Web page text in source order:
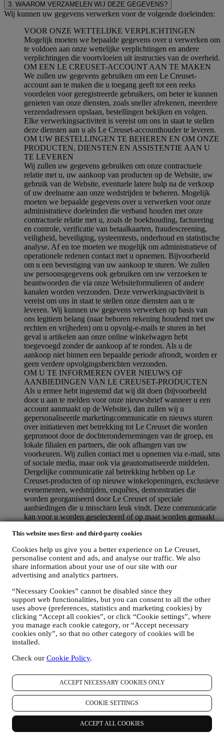
This website uses first- and third-party cookies
Cookies help us give you a better experience on Le Creuset,
personalise content and ads, and analyse our traffic. We also
share information about your use of our site with our
advertising and analytics partners.
“Necessary Cookies” cannot be disabled since they
support web functionalities, but you can consent to all the other
uses above (preferences, statistics and marketing cookies) by
clicking “Accept all cookies”, or click “Cookie settings”, where
you manage each cookie category, or “Accept necessary
cookies only”, so that no other category of cookies will be
installed.
Check our Cookie Policy.
ACCEPT NECESSARY COOKIES ONLY
COOKIE SETTINGS
ACCEPT ALL COOKIES
3. WAAROM VERZAMELEN WIJ DEZE GEGEVENS?
Wij kunnen uw gegevens verwerken voor de volgende doeleinden:
VOOR ONZE WETTELIJKE VERPLICHTINGEN
Mogelijk moeten we bepaalde gegevens over u verwerken om
te voldoen aan onze wettelijke verplichtingen en andere
verplichtingen die voortvloeien uit instructies van de overheid.
OM EEN LE CREUSET-ACCOUNT AAN TE MAKEN
We zullen uw gegevens gebruiken om een Le Creuset-
account aan te maken die u toegang geeft tot een reeks
voordelen voor geregistreerde gebruikers, om beter te kunnen
genieten van onze diensten, zoals sneller afrekenen, meerdere
verzendadressen opslaan, bestellingen bekijken en volgen.
Elke verwerkingsactiviteit is vereist om ons in staat te stellen
deze diensten aan u als Le Creuset-accounthouder te leveren.
OM UW BESTELLINGEN TE BEHEREN EN OM ONZE
PRODUCTEN, DIENSTEN EN ASSISTENTIE AAN U
TE LEVEREN
Wij zullen uw gegevens gebruiken om onze contractuele
relatie met u, uw aankoop van producten op de Website, uw
gebruik van de Website, eventuele latere hulp na de verkoop
of uw deelname aan onze wedstrijden te beheren. Mogelijk
moeten we bepaalde gegevens over u verwerken voor onze
administratieve doeleinden die verband houden met onze
contractuele relatie met u, zoals de boekhouding, facturering
en controle, verificatie van betaalkaarten, fraudescreening,
veiligheid, beveiliging, systeemtests, onderhoud en statistische
analyse. Af en toe moeten we mogelijk om administratieve of
operationele redenen contact met u opnemen. Bijvoorbeeld
om u een bevestiging van uw aankoop te sturen. We zullen
uw persoonsgegevens ook gebruiken om uw verzoeken te
beantwoorden die via onze Websiteformulieren of andere
kanalen worden verzonden. Deze verwerkingsactiviteit is
vereist om ons in staat te stellen onze diensten aan u te
leveren. Wij kunnen uw gegevens verwerken op basis van
ons legitiem belang (naar behoren rekening houdend met uw
rechten en vrijheden) om u opvolg-e-mails te sturen in het
geval u artikelen aan onze online winkelwagen hebt
toegevoegd zonder de aankoop af te ronden. Als u de
aankoop niet binnen een bepaalde periode afrondt, worden er
geen verdere opvolgingsberichten verzonden.
OM U TE INFORMEREN OVER NIEUWS OF
AANBIEDINGEN VAN LE CREUSET-PRODUCTEN
Als u ermee hebt ingestemd dat wij dit doen (bijvoorbeeld
door u aan te melden voor onze nieuwsbrief wanneer u een
account aanmaakt op de Website), dan zullen wij u
gepersonaliseerde marketingcommunicatie en nieuws sturen
over initiatieven met betrekking tot Le Creuset die worden
gepromoot door de dochterondernemingen van de groep, en
lokale filialen en partners, die ook afhangen van uw
voorkeuren. Wij zullen contact met u opnemen via e-mail, sms
of sociale media, maar ook via geautomatiseerde middelen.
Dergelijke communicatie zal betrekking hebben op Le
Creuset-producten of op nieuwe winkelopeningen, exclusieve
evenementen, wedstrijden, enquêtes, demonstraties die
worden georganiseerd door Le Creuset of speciale
aanbiedingen die u misschien leuk vindt. Deze communicatie
kan voor u worden geselecteerd of op maat worden gemaakt
locatie of uw aankoopgeschiedenis of uw voorkeuren voor
interesses beter te begrijpen. Dit stelt ons in staat om onze
communicatie te personaliseren om deze relevanter en
interessanter te maken. Er zullen geen andere gevolgen zijn.
Wij verzamelen ook statistieken over het openen van e-mail
en klikgedrag met behulp van de in de sector gangbare
technologieën om ons te helpen onze nieuwsbrieven te
volgen. Deze verwerking is gebaseerd op uw toestemming
om gepersonaliseerde marketingcommunicatie van ons te
ontvangen. De keuze om aan te melden kan worden
uitgeoefend op de plaatsen waar persoonsgegevens worden
verzameld door het juiste selectievakje aan te vinken of, als u
van de Website.Afmelden
stopzetten via de methoden die bij de communicatie worden
nieuwsbrief kunt u klikken op de afmeldlink onderaan elke e-
mail). Als u een Le Creuset account hebt, kunt u eenvoudig
uw marketingvoorkeuren beheren. Als u onze
marketingactiviteiten wilt stopzetten, kunt u in ieder geval een
e-mail sturen naarprivacy@lecreuset.com. Wij zullen uw